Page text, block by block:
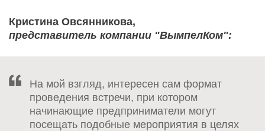
Кристина Овсянникова,
представитель компании "ВымпелКом":
На мой взгляд, интересен сам формат
проведения встречи, при котором
начинающие предприниматели могут
посещать подобные мероприятия в целях